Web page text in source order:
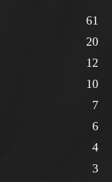
61
20
12
10
7
6
4
3